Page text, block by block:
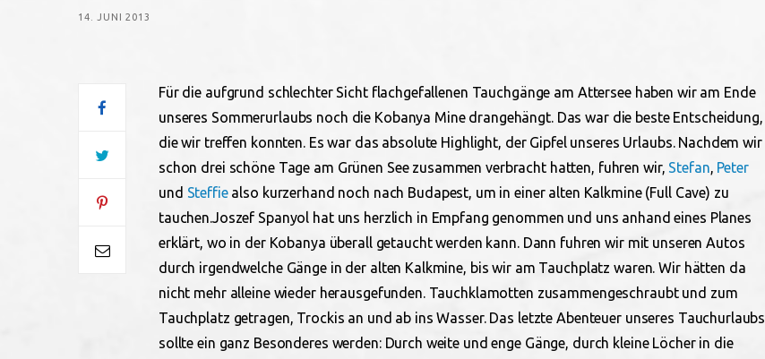
14. JUNI 2013
Für die aufgrund schlechter Sicht flachgefallenen Tauchgänge am Attersee haben wir am Ende
unseres Sommerurlaubs noch die Kobanya Mine drangehängt. Das war die beste Entscheidung,
die wir treffen konnten. Es war das absolute Highlight, der Gipfel unseres Urlaubs. Nachdem wir
schon drei schöne Tage am Grünen See zusammen verbracht hatten, fuhren wir, Stefan, Peter
und Steffiealso kurzerhand noch nach Budapest, um in einer alten Kalkmine (Full Cave) zu
tauchen.Joszef Spanyol hat uns herzlich in Empfang genommen und uns anhand eines Planes
erklärt, wo in der Kobanya überall getaucht werden kann. Dann fuhren wir mit unseren Autos
durch irgendwelche Gänge in der alten Kalkmine, bis wir am Tauchplatz waren. Wir hätten da
nicht mehr alleine wieder herausgefunden. Tauchklamotten zusammengeschraubt und zum
Tauchplatz getragen, Trockis an und ab ins Wasser. Das letzte Abenteuer unseres Tauchurlaubs
sollte ein ganz Besonderes werden: Durch weite und enge Gänge, durch kleine Löcher in die